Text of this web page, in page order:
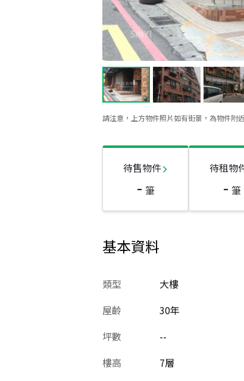
請注意，上方物件照片如有街景，為物件附
待售物件
- 筆
待租物
- 筆
基本資料
類型
大樓
屋齡
30年
坪數
--
樓高
7層